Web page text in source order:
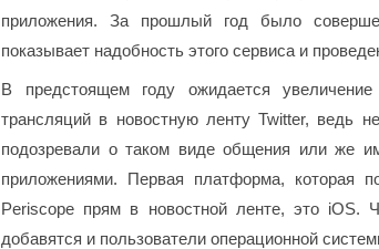
приложения. За прошлый год было
показывает надобность этого сервиса и
В предстоящем году ожидается
трансляций в новостную ленту Twitter, ведь
подозревали о таком виде общения или же
приложениями. Первая платформа, которая
Periscope прям в новостной ленте, это iOS.
добавятся и пользователи операционной